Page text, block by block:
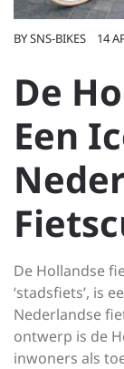
BYSNS-BIKES 14
De
Een
De Hollandse
‘stadsfiets’, is
Nederlandse
ontwerp is de
inwoners als